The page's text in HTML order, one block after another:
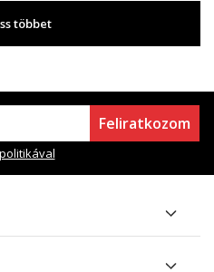
többet
Feliratkozom